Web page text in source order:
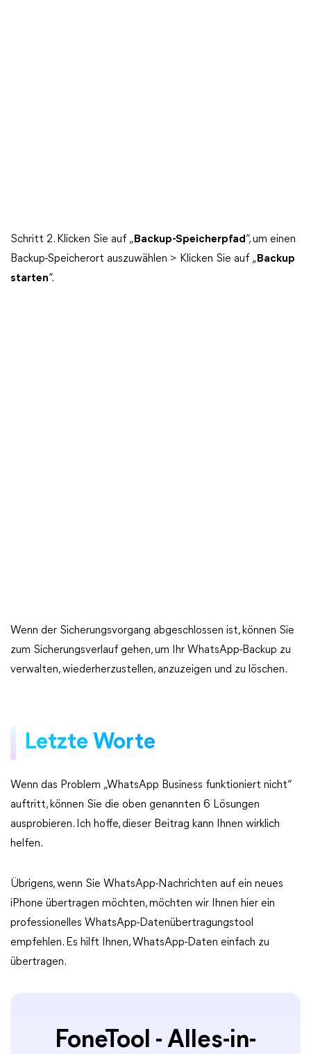
Schritt 2. Klicken Sie auf „ Backup-Speicherpfad“, um einen
Backup-Speicherort auszuwählen > Klicken Sie auf „ Backup
starten“.
Wenn der Sicherungsvorgang abgeschlossen ist, können Sie
zum Sicherungsverlauf gehen, um Ihr WhatsApp-Backup zu
verwalten, wiederherzustellen, anzuzeigen und zu löschen.
Letzte Worte
Wenn das Problem „WhatsApp Business funktioniert nicht“
auftritt, können Sie die oben genannten 6 Lösungen
ausprobieren. Ich hoffe, dieser Beitrag kann Ihnen wirklich
helfen.
Übrigens, wenn Sie WhatsApp-Nachrichten auf ein neues
iPhone übertragen möchten, möchten wir Ihnen hier ein
professionelles WhatsApp-Datenübertragungstool
empfehlen. Es hilft Ihnen, WhatsApp-Daten einfach zu
übertragen.
FoneTool - Alles-in-